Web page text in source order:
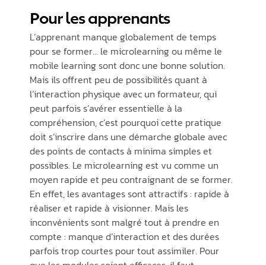
Pour les apprenants
L’apprenant manque globalement de temps
pour se former… le microlearning ou même le
mobile learning sont donc une bonne solution.
Mais ils offrent peu de possibilités quant à
l’interaction physique avec un formateur, qui
peut parfois s’avérer essentielle à la
compréhension, c’est pourquoi cette pratique
doit s’inscrire dans une démarche globale avec
des points de contacts à minima simples et
possibles. Le microlearning est vu comme un
moyen rapide et peu contraignant de se former.
En effet, les avantages sont attractifs : rapide à
réaliser et rapide à visionner. Mais les
inconvénients sont malgré tout à prendre en
compte : manque d’interaction et des durées
parfois trop courtes pour tout assimiler. Pour